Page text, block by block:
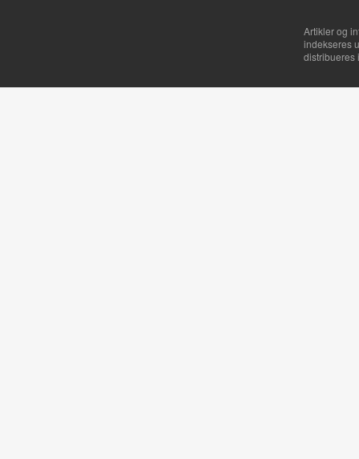
Artikler og
indekseres
distribueres